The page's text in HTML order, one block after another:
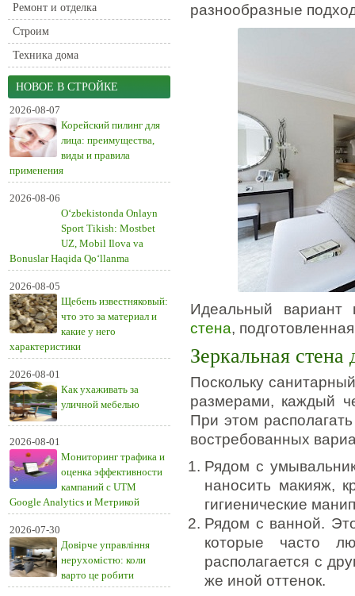
Ремонт и отделка
Строим
Техника дома
НОВОЕ В СТРОЙКЕ
2026-08-07
Корейский пилинг для
лица: преимущества,
виды и правила
применения
2026-08-06
O‘zbekistonda Onlayn
Sport Tikish: Mostbet
UZ, Mobil Ilova va
Bonuslar Haqida Qo‘llanma
2026-08-05
Щебень известняковый:
что это за материал и
какие у него
характеристики
2026-08-01
Как ухаживать за
уличной мебелью
2026-08-01
Мониторинг трафика и
оценка эффективности
кампаний с UTM
Google Analytics и Метрикой
2026-07-30
Довірче управління
нерухомістю: коли
варто це робити
разнообразные
Идеальный
стена,
Зеркальная
Поскольку
размерами, каждый
При этом
востребованных
Рядом с
наносить макияж,
гигиенические
Рядом с ванной.
которые часто
располагается с
же иной оттенок.